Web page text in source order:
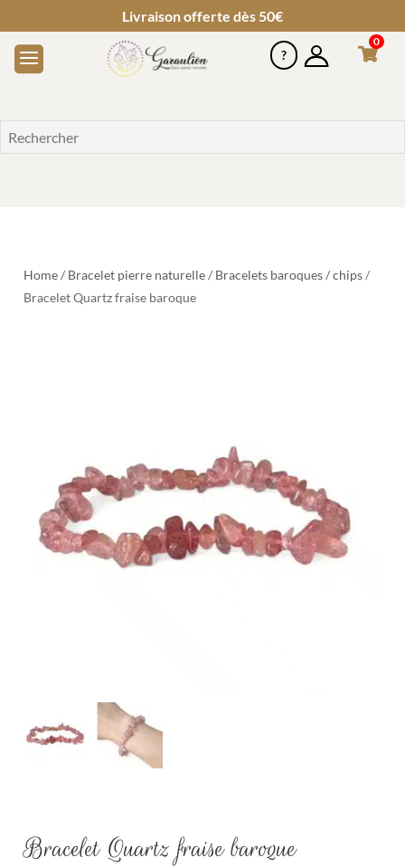
Livraison offerte dès 50€
0
Home/ Bracelet pierre naturelle/ Bracelets baroques / chips/
Bracelet Quartz fraise baroque
Bracelet Quartz fraise baroque